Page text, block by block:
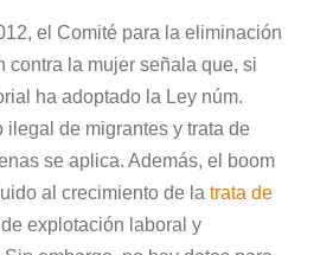
el Comité para la eliminación
contra la mujer señala que, si
ha adoptado la Ley núm.
ilegal de migrantes y trata de
se aplica. Además, el boom
al crecimiento de la trata de
explotación laboral y